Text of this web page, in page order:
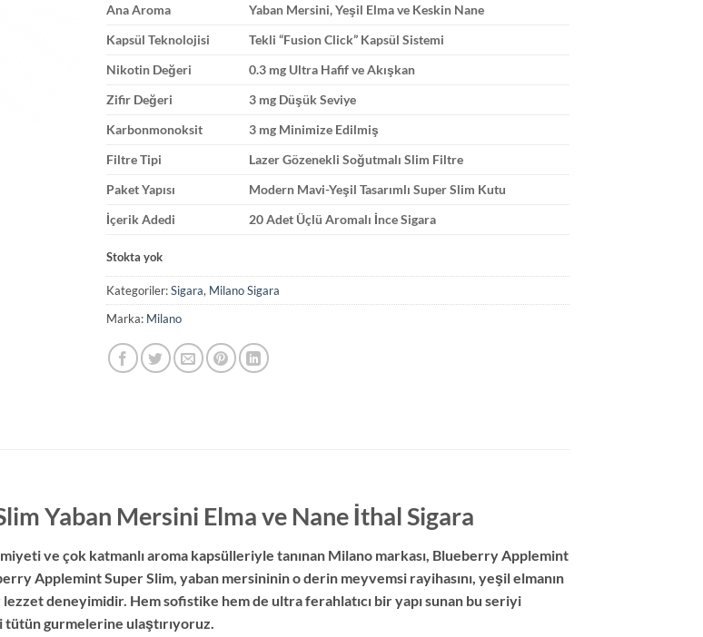
Ana Aroma
Yaban Mersini, Yeşil Elma ve Keskin Nane
Kapsül Teknolojisi
Tekli “Fusion Click” Kapsül Sistemi
Nikotin Değeri
0.3 mg Ultra Hafif ve Akışkan
Zifir Değeri
3 mg Düşük Seviye
Karbonmonoksit
3 mg Minimize Edilmiş
Filtre Tipi
Lazer Gözenekli Soğutmalı Slim Filtre
Paket Yapısı
Modern Mavi-Yeşil Tasarımlı Super Slim Kutu
İçerik Adedi
20 Adet Üçlü Aromalı İnce Sigara
Stokta yok
Kategoriler:Sigara, Milano Sigara
Marka: Milano
Yaban Mersini Elma ve Nane İthal Sigara
ve çok katmanlı aroma kapsülleriyle tanınan Milano markası, Blueberry Applemint
Applemint Super Slim, yaban mersininin o derin meyvemsi rayihasını, yeşil elmanın
deneyimidir. Hem sofistike hem de ultra ferahlatıcı bir yapı sunan bu seriyi
tütün gurmelerine ulaştırıyoruz.